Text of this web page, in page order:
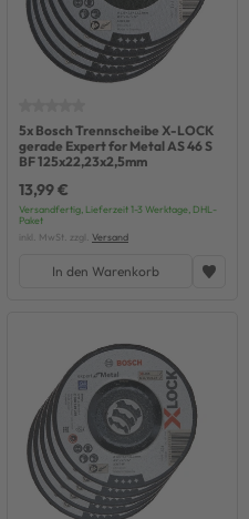
5x Bosch Trennscheibe X-LOCK
gerade Expert for Metal AS 46 S
BF 125x22,23x2,5mm
13,99 €
Versandfertig, Lieferzeit 1-3 Werktage, DHL-
Paket
inkl. MwSt. zzgl. Versand
In den Warenkorb